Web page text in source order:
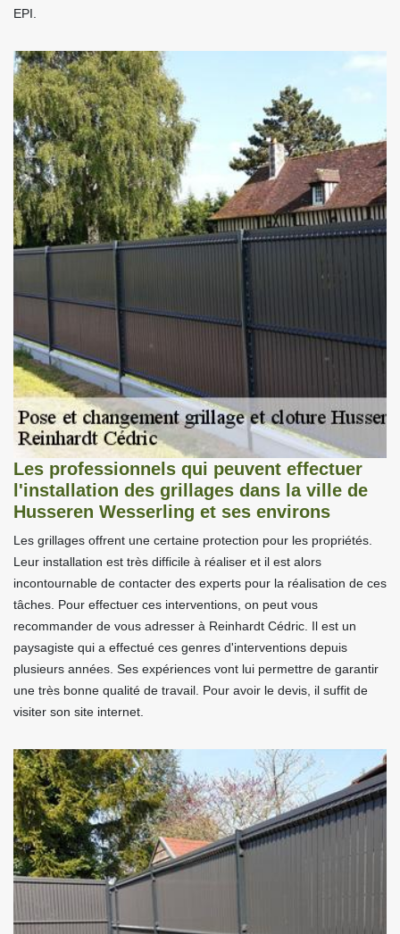
EPI.
Les professionnels qui peuvent effectuer
l'installation des grillages dans la ville de
Husseren Wesserling et ses environs
Les grillages offrent une certaine protection pour les propriétés.
Leur installation est très difficile à réaliser et il est alors
incontournable de contacter des experts pour la réalisation de ces
tâches. Pour effectuer ces interventions, on peut vous
recommander de vous adresser à Reinhardt Cédric. Il est un
paysagiste qui a effectué ces genres d'interventions depuis
plusieurs années. Ses expériences vont lui permettre de garantir
une très bonne qualité de travail. Pour avoir le devis, il suffit de
visiter son site internet.